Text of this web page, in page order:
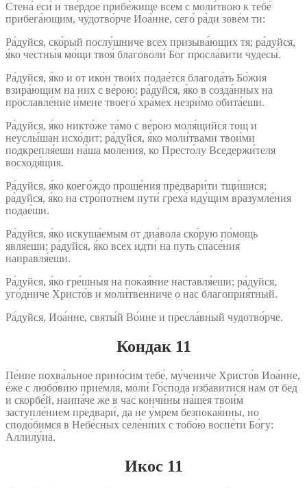
Стена́ еси́ и тве́рдое прибе́жище всем с моли́твою к тебе́
прибега́ющим, чудотво́рче Иоа́нне, сего́ ра́ди зове́м ти:
Ра́дуйся, ско́рый послу́шниче всех призыва́ющих тя; ра́дуйся,
я́ко честны́я мо́щи твоя́ благоволи́ Бог просла́вити чудесы́.
Ра́дуйся, я́ко и от ико́н твои́х подае́тся благода́ть Бо́жия
взира́ющим на них с ве́рою; ра́дуйся, я́ко в созда́нных на
прославле́ние и́мене твоего́ хра́мех незри́мо обита́еши.
Ра́дуйся, я́ко никто́же та́мо с ве́рою моля́щийся тощ и
неуслы́шан исхо́дит; ра́дуйся, я́ко моли́твами твои́ми
подкрепля́еши на́ша моле́ния, ко Престо́лу Вседержи́теля
восходя́щия.
Ра́дуйся, я́ко коего́ждо проше́ния предвари́ти тщи́шися;
ра́дуйся, я́ко на стро́потнем пути́ греха́ иду́щим вразумле́ния
подае́ши.
Ра́дуйся, я́ко искуша́емым от диа́вола ско́рую по́мощь
явля́еши; ра́дуйся, я́ко всех идти́ на путь спасе́ния
направля́еши.
Ра́дуйся, я́ко гре́шныя на покая́ние наставля́еши; ра́дуйся,
уго́дниче Христо́в и моли́твенниче о нас благоприя́тный.
Ра́дуйся, Иоа́нне, святы́й Во́ине и пресла́вный чудотво́рче.
Кондак 11
Пе́ние похва́льное прино́сим тебе́, му́чениче Христо́в Иоа́нне,
е́же с любо́вию прие́мля, моли́ Го́спода избавитися нам от бед
и скорбе́й, наипа́че же в час кончи́ны на́шея твои́м
заступле́нием предвари́, да не у́мрем безпокая́нны, но
сподо́бимся в Небе́сных селе́ниих с тобо́ю воспе́ти Бо́гу:
Аллилу́иа.
Икос 11